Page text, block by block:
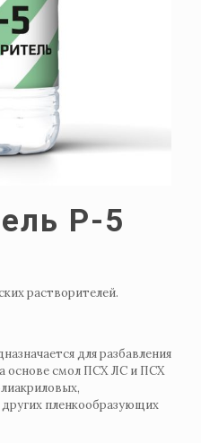
Р-5
растворителей.
для разбавления
основе смол ПСХ ЛС и ПСХ
пленкообразующих